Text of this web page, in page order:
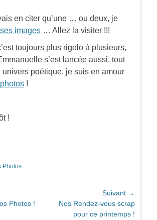
en citer qu’une … ou deux, je
ses images … Allez la visiter !!!
toujours plus rigolo à plusieurs,
s’est lancée aussi, tout
univers poétique, je suis en amour
!
!
Photos
Photos !
Suivant →
ArticleNos Rendez-vous scrap
pour ce printemps !